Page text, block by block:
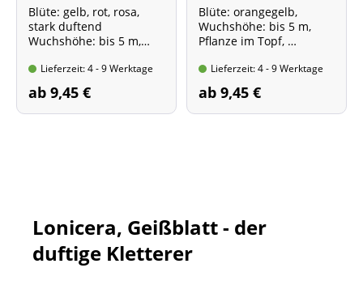
Geißschlinge
Blüte: gelb, rot, rosa,
stark duftend
Wuchshöhe: bis 5 m,
mind. 2 Triebe, 60-100
cm hoch
Lieferzeit: 4 - 9 Werktage
ab 9,45 €
Blüte: orangegelb,
Wuchshöhe: bis 5 m,
Pflanze im Topf,
cm hoch
Lieferzeit: 4 - 9 Werktage
ab 9,45 €
Lonicera, Geißblatt - der
duftige Kletterer